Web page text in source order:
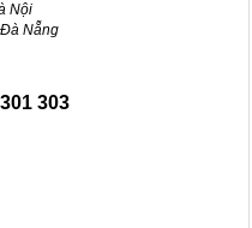
Nội
Nẵng
303